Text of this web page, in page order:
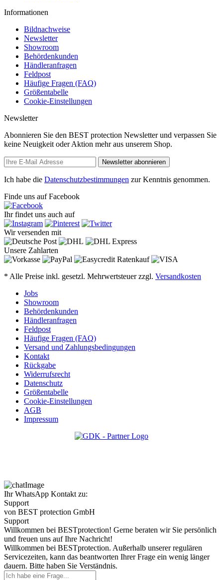
Informationen
Bildnachweise
Newsletter
Showroom
Behördenkunden
Händleranfragen
Feldpost
Häufige Fragen (FAQ)
Größentabelle
Cookie-Einstellungen
Newsletter
Abonnieren Sie den BEST protection Newsletter und verpassen Sie
keine Neuigkeit oder Aktion mehr aus unserem Shop.
Newsletter abonnieren
Ich habe die Datenschutzbestimmungen zur Kenntnis genommen.
Finde uns auf Facebook
Ihr findet uns auch auf
Wir versenden mit
Unsere Zahlarten
* Alle Preise inkl. gesetzl. Mehrwertsteuer zzgl. Versandkosten
Jobs
Showroom
Behördenkunden
Händleranfragen
Feldpost
Häufige Fragen (FAQ)
Versand und Zahlungsbedingungen
Kontakt
Rückgabe
Widerrufsrecht
Datenschutz
Größentabelle
Cookie-Einstellungen
AGB
Impressum
Ihr WhatsApp Kontakt zu:
Support
von BEST protection GmbH
Support
Willkommen bei BESTprotection! Gerne beraten wir Sie persönlich
und freuen uns auf Ihre Nachricht!
Willkommen bei BESTprotection. Außerhalb unserer regulären
Servicezeiten, kann das beantworten Ihrer Frage ein wenig länger
dauern. Bitte haben Sie Verständnis.